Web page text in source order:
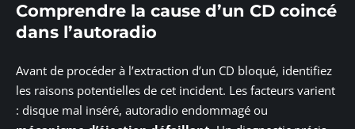
Comprendre la cause d’un CD coincé
dans l’autoradio
Avant de procéder à l’extraction d’un CD bloqué, identifiez
les raisons potentielles de cet incident. Les facteurs varient
: disque mal inséré, autoradio endommagé ou